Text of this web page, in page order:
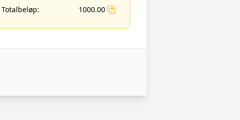
Totalbeløp: 1000.00